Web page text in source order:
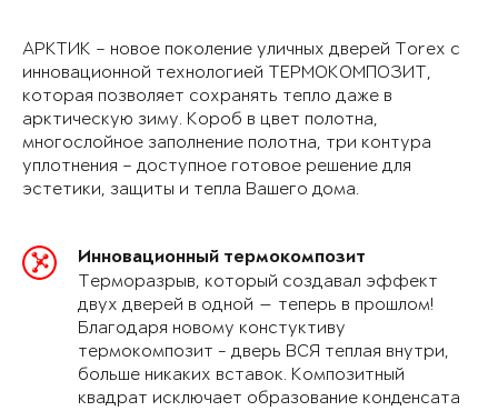
АРКТИК – новое поколение уличных дверей Torex с
инновационной технологией ТЕРМОКОМПОЗИТ,
которая позволяет сохранять тепло даже в
арктическую зиму. Короб в цвет полотна,
многослойное заполнение полотна, три контура
уплотнения – доступное готовое решение для
эстетики, защиты и тепла Вашего дома.
Инновационный термокомпозит
Терморазрыв, который создавал эффект
двух дверей в одной — теперь в прошлом!
Благодаря новому констуктиву
термокомпозит - дверь ВСЯ теплая внутри,
больше никаких вставок. Композитный
квадрат исключает образование конденсата